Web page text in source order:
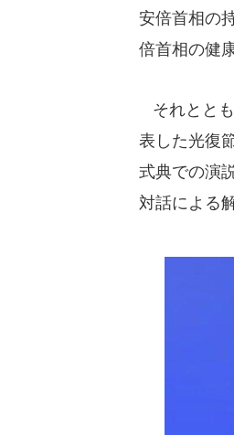
安倍首相の
倍首相の健
それとと
表した光復
式典での演
対話による